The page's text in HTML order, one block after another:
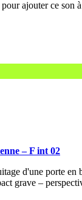
– F int 02
d'une porte en
grave –